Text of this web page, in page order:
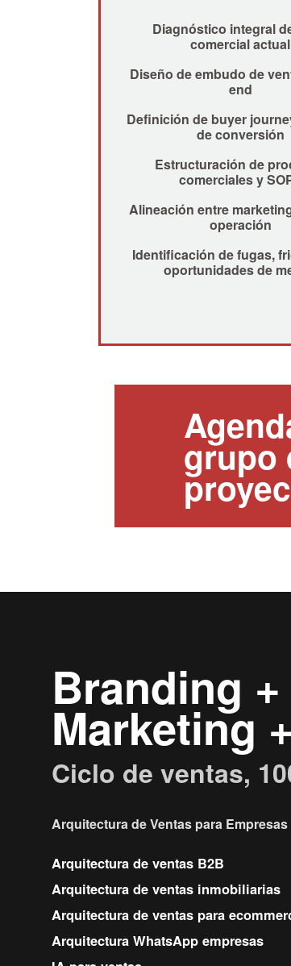
Diagnóstico integral
comercial actual
Diseño de embudo de
end
Definición de buyer
de conversión
Estructuración de
comerciales y
Alineación entre
operación
Identificación de fugas,
oportunidades de
grupo
Branding +
Marketing
Ciclo de ventas,
Arquitectura de Ventas para Empresas
Arquitectura de ventas B2B
Arquitectura de ventas inmobiliarias
Arquitectura de ventas para
Arquitectura WhatsApp empresas